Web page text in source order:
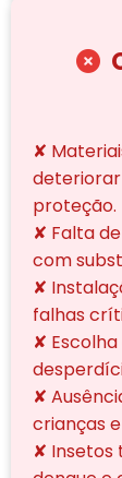
✘
proteção.
✘ Falta
com
✘
falhas
✘
✘
crianças
✘ Insetos